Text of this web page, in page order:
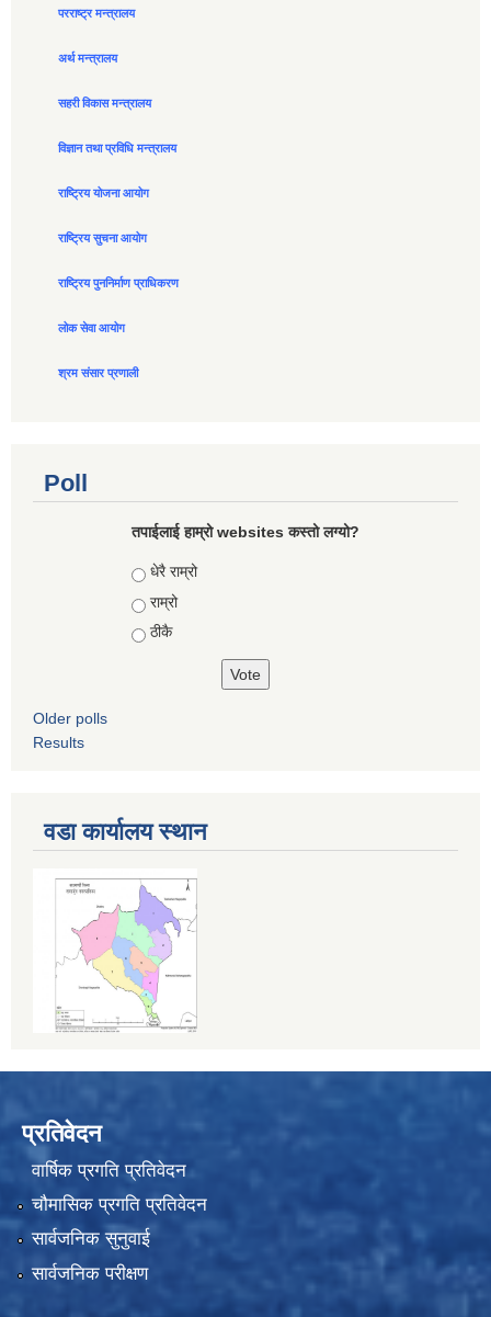
परराष्ट्र मन्त्रालय
अर्थ मन्त्रालय
सहरी विकास मन्त्रालय
विज्ञान तथा प्रविधि मन्त्रालय
राष्ट्रिय योजना आयोग
राष्ट्रिय सुचना आयोग
राष्ट्रिय पुननिर्माण प्राधिकरण
लोक सेवा आयोग
श्रम संसार प्रणाली
Poll
तपाईलाई हाम्रो websites कस्तो लग्यो?
Choices
धेरै राम्रो
राम्रो
ठीकै
Older polls
Results
वडा कार्यालय स्थान
प्रतिवेदन
वार्षिक प्रगति प्रतिवेदन
चौमासिक प्रगति प्रतिवेदन
सार्वजनिक सुनुवाई
सार्वजनिक परीक्षण